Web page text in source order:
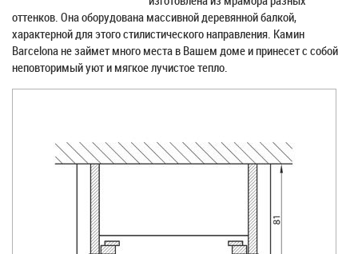
оттенков. Она оборудована массивной деревянной балкой,
характерной для этого стилистического направления. Камин
Barcelona не займет много места в Вашем доме и принесет с собой
неповторимый уют и мягкое лучистое тепло.